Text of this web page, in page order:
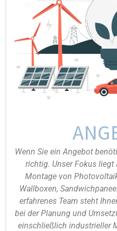
Wenn Sie ein Angebot
richtig. Unser Fokus liegt
Montage von
Wallboxen,
erfahrenes Team steht
bei der Planung und
einschließlich industrieller